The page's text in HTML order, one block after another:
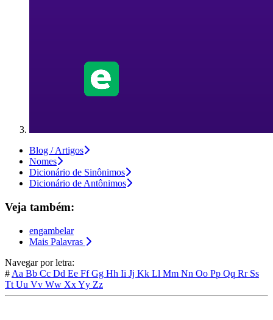
Blog / Artigos
Nomes
Dicionário de Sinônimos
Dicionário de Antônimos
Veja também:
engambelar
Mais Palavras
Navegar por letra:
# Aa Bb Cc Dd Ee FfGg Hh Ii Jj Kk Ll Mm Nn Oo Pp Qq Rr Ss
Tt Uu Vv Ww XxYy Zz